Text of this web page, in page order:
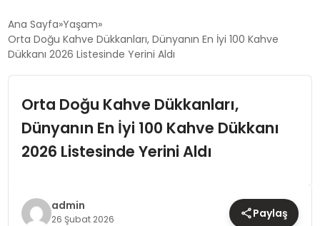
SIYASET
EKONOMI
TEKNOLOJI
Ana Sayfa Yaşam
Orta Doğu Kahve Dükkanları, Dünyanın En İyi 100 Kahve
Dükkanı 2026 Listesinde Yerini Aldı
Orta Doğu Kahve Dükkanları,
Dünyanın En İyi 100 Kahve Dükkanı
2026 Listesinde Yerini Aldı
admin
26 Şubat 2026 Paylaş